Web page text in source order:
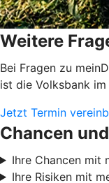
Weitere
Bei Fragen zu
ist die Volksbank
Jetzt Termin
Chancen
Ihre Chancen mit
Ihre Risiken mit